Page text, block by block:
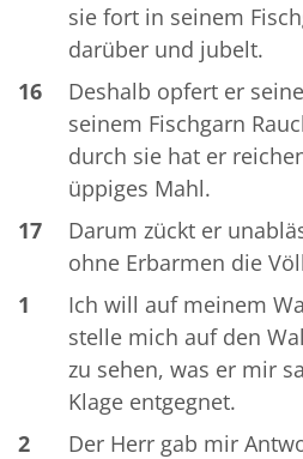
sie fort in seinem
darüber und jubelt.
16
Deshalb opfert er
seinem Fischgarn
durch sie hat er
üppiges Mahl.
17
Darum zückt er
ohne Erbarmen die
1
Ich will auf meinem
stelle mich auf den
zu sehen, was er mir
Klage entgegnet.
2
Der Herr gab mir